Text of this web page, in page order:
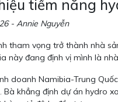
tiềm năng
- Annie Nguyễn
tham vọng trở thành nhà
này đang định vị mình là
doanh Namibia-Trung
khẳng định dự án hydro